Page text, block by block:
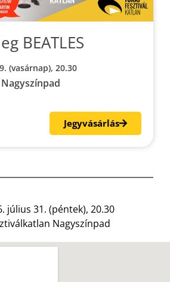
BEATLES
(vasárnap), 20.30
Jegyvásárlás
július 31. (péntek), 20.30
Nagyszínpad